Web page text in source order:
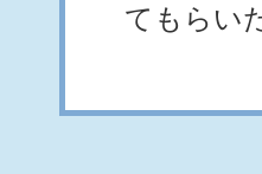
てもらい